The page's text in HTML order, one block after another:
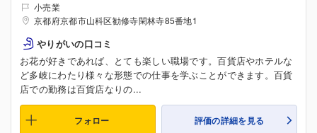
小売業
京都府京都市山科区勧修寺閑林寺85番地1
やりがいの口コミ
お花が好きであれば、とても楽しい職場です。百貨店やホテルな
ど多岐にわたり様々な形態での仕事を学ぶことができます。百貨
店での勤務は百貨店なりの...
フォロー 評価の詳細を見る